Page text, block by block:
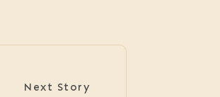
Next Story